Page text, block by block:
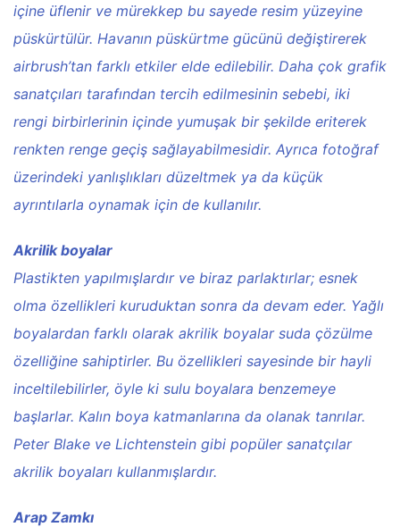
içine üflenir ve mürekkep bu sayede resim yüzeyine
püskürtülür. Havanın püskürtme gücünü değiştirerek
airbrush’tan farklı etkiler elde edilebilir. Daha çok grafik
sanatçıları tarafından tercih edilmesinin sebebi, iki
rengi birbirlerinin içinde yumuşak bir şekilde eriterek
renkten renge geçiş sağlayabilmesidir. Ayrıca fotoğraf
üzerindeki yanlışlıkları düzeltmek ya da küçük
ayrıntılarla oynamak için de kullanılır.
Akrilik boyalar
Plastikten yapılmışlardır ve biraz parlaktırlar; esnek
olma özellikleri kuruduktan sonra da devam eder. Yağlı
boyalardan farklı olarak akrilik boyalar suda çözülme
özelliğine sahiptirler. Bu özellikleri sayesinde bir hayli
inceltilebilirler, öyle ki sulu boyalara benzemeye
başlarlar. Kalın boya katmanlarına da olanak tanrılar.
Peter Blake ve Lichtenstein gibi popüler sanatçılar
akrilik boyaları kullanmışlardır.
Arap Zamkı